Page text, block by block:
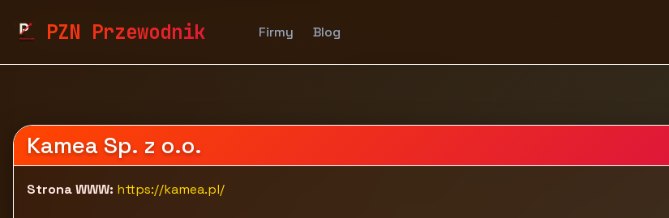
PZN Przewodnik Firmy Blog
pzn.malopolska.pl Firmy Ubrania, obuwie, galanteria, biżuteria
Kamea - polski producent nakryć głowy i szalików
Kamea Sp. z o.o.
Strona WWW: https://kamea.pl/